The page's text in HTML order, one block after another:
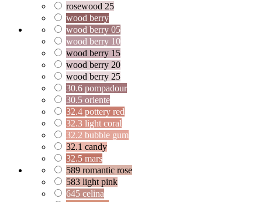
rosewood 25
wood berry
wood berry 05
wood berry 10
wood berry 15
wood berry 20
wood berry 25
30.6 pompadour
30.5 oriente
32.4 pottery red
32.3 light coral
32.2 bubble gum
32.1 candy
32.5 mars
589 romantic rose
583 light pink
645 celina